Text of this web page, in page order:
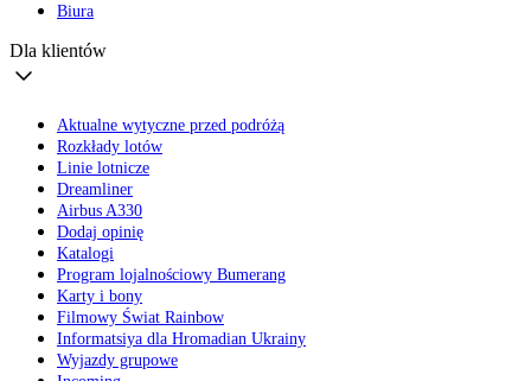
Biura
Dla klientów
Aktualne wytyczne przed podróżą
Rozkłady lotów
Linie lotnicze
Dreamliner
Airbus A330
Dodaj opinię
Katalogi
Program lojalnościowy Bumerang
Karty i bony
Filmowy Świat Rainbow
Informatsiya dla Hromadian Ukrainy
Wyjazdy grupowe